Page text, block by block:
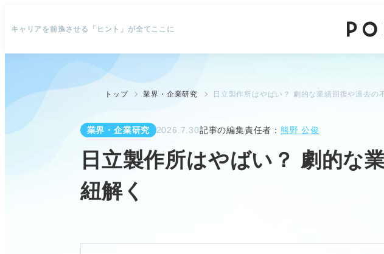
キャリアを前進させる「ヒント」が全てここに
トップ 業界・企業研究 日立製作所はやばい？ 劇的な業績回復や過去の
業界・企業研究 2026.7.30記事の編集責任者：熊野 公俊
日立製作所はやばい？ 劇的な
紐解く